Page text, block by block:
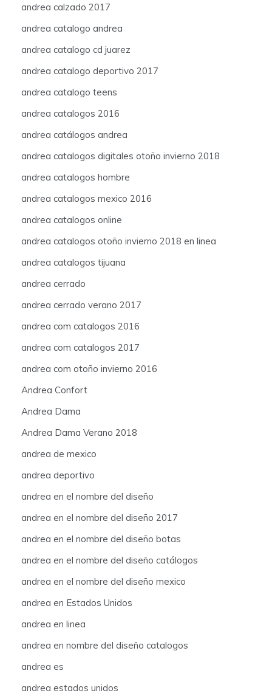
andrea calzado 2017
andrea catalogo andrea
andrea catalogo cd juarez
andrea catalogo deportivo 2017
andrea catalogo teens
andrea catalogos 2016
andrea catálogos andrea
andrea catalogos digitales otoño invierno 2018
andrea catalogos hombre
andrea catalogos mexico 2016
andrea catalogos online
andrea catalogos otoño invierno 2018 en linea
andrea catalogos tijuana
andrea cerrado
andrea cerrado verano 2017
andrea com catalogos 2016
andrea com catalogos 2017
andrea com otoño invierno 2016
Andrea Confort
Andrea Dama
Andrea Dama Verano 2018
andrea de mexico
andrea deportivo
andrea en el nombre del diseño
andrea en el nombre del diseño 2017
andrea en el nombre del diseño botas
andrea en el nombre del diseño catálogos
andrea en el nombre del diseño mexico
andrea en Estados Unidos
andrea en linea
andrea en nombre del diseño catalogos
andrea es
andrea estados unidos